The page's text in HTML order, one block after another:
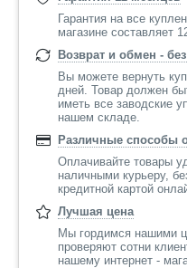
Гарантия на все
магазине составляет
Возврат и обмен -
Вы можете вернуть
дней. Товар должен
иметь все заводские
нашем складе.
Различные способы
Оплачивайте товары
наличными курьеру,
кредитной картой
Лучшая цена
Мы гордимся нашими
проверяют сотни
нашему интернет -